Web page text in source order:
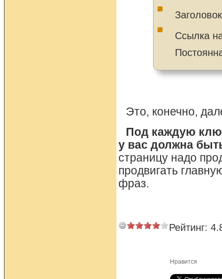
Ссылка
Это, конечно,
Под каждую
у вас должна
страницу надо
продвигать
фраз.
Рейтинг:
Нравится